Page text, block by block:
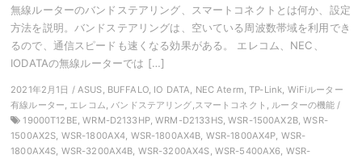
無線ルーターのバンドステアリング、スマートコネクトとは何か、設定
方法を説明。バンドステアリングは、空いている周波数帯域を利用でき
るので、通信スピードも速くなる効果がある。 エレコム、NEC、
IODATAの無線ルーターでは […]
2021年2月1日 / ASUS, BUFFALO, IO DATA, NEC Aterm, TP-Link, WiFiルーター
有線ルーター, エレコム, バンドステアリング,スマートコネクト, ルーターの機能 /
19000T12BE, WRM-D2133HP, WRM-D2133HS, WSR-1500AX2B, WSR-
1500AX2S, WSR-1800AX4, WSR-1800AX4B, WSR-1800AX4P, WSR-
1800AX4S, WSR-3200AX4B, WSR-3200AX4S, WSR-5400AX6, WSR-